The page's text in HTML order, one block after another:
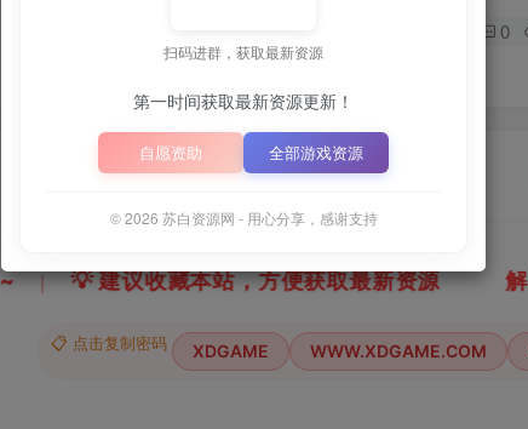
0
新资源 解压密码： “XDGAME” 或
📋 点击复制密码 XDGAME WWW.XDGAME.COM
扫码进群，获取最新资源
第一时间获取最新资源更新！
自愿资助 全部游戏资源
© 2026 苏白资源网 - 用心分享，感谢支持